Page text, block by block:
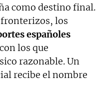
como destino final.
los
españoles
los que
razonable. Un
recibe el nombre